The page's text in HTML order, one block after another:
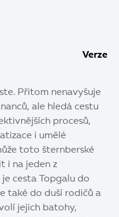
Verze
Přitom nenavyšuje
ale hledá cestu
procesů,
i umělé
toto šternberské
i na jeden z
cesta Topgalu do
také do duší rodičů a
jejich batohy,